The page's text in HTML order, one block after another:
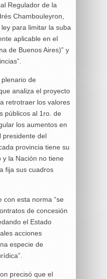
Regulador de la
Chambouleyron,
para limitar la suba
aplicable en el
de Buenos Aires)” y
de
analiza el proyecto
retrotraer los valores
públicos al 1ro. de
los aumentos en
presidente del
provincia tiene su
y la Nación no tiene
fija sus cuadros
con esta norma “se
de concesión
el Estado
acciones
especie de
precisó que el